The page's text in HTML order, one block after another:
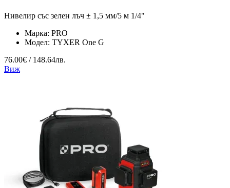
Нивелир със зелен лъч ± 1,5 мм/5 м 1/4"
Марка: PRO
Модел: TYXER One G
76.00€ / 148.64лв.
Виж